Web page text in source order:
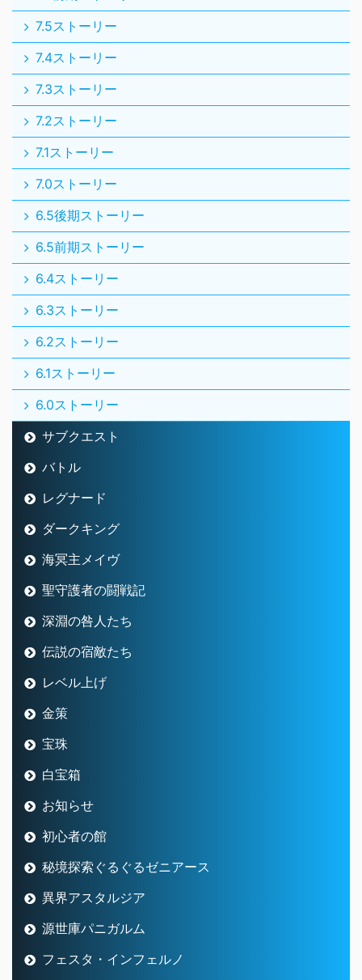
7.5ストーリー
7.4ストーリー
7.3ストーリー
7.2ストーリー
7.1ストーリー
7.0ストーリー
6.5後期ストーリー
6.5前期ストーリー
6.4ストーリー
6.3ストーリー
6.2ストーリー
6.1ストーリー
6.0ストーリー
サブクエスト
バトル
レグナード
ダークキング
海冥主メイヴ
聖守護者の闘戦記
深淵の咎人たち
伝説の宿敵たち
レベル上げ
金策
宝珠
白宝箱
お知らせ
初心者の館
秘境探索ぐるぐるゼニアース
異界アスタルジア
源世庫パニガルム
フェスタ・インフェルノ